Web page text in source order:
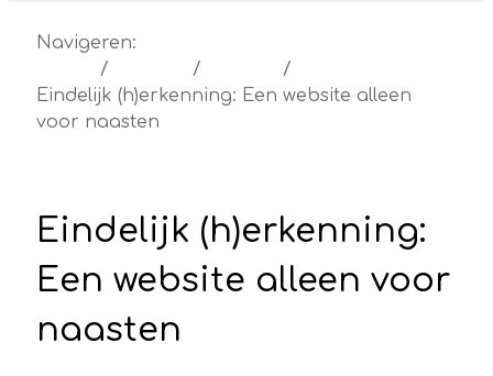
Navigeren:
Eindelijk (h)erkenning: Een website alleen
voor naasten
Eindelijk (h)erkenning:
Een website alleen voor
naasten